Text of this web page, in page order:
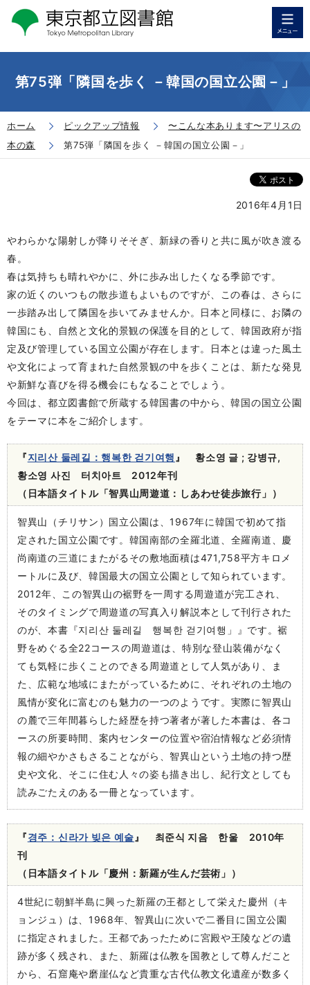
第75弾「隣国を歩く －韓国の国立公園－」
ホーム ピックアップ情報
〜こんな本あります〜アリスの
本の森
第75弾「隣国を歩く －韓国の国立公園－」
2016年4月1日
やわらかな陽射しが降りそそぎ、新緑の香りと共に風が吹き渡る
春。
春は気持ちも晴れやかに、外に歩み出したくなる季節です。
家の近くのいつもの散歩道もよいものですが、この春は、さらに
一歩踏み出して隣国を歩いてみませんか。日本と同様に、お隣の
韓国にも、自然と文化的景観の保護を目的として、韓国政府が指
定及び管理している国立公園が存在します。日本とは違った風土
や文化によって育まれた自然景観の中を歩くことは、新たな発見
や新鮮な喜びを得る機会にもなることでしょう。
今回は、都立図書館で所蔵する韓国書の中から、韓国の国立公園
をテーマに本をご紹介します。
『지리산 둘레길：행복한 걷기여행 』 황소영 글 ; 강병규,
황소영 사진 터치아트 2012年刊
（日本語タイトル「智異山周遊道：しあわせ徒歩旅行」）
智異山（チリサン）国立公園は、1967年に韓国で初めて指
定された国立公園です。韓国南部の全羅北道、全羅南道、慶
尚南道の三道にまたがるその敷地面積は471,758平方キロメ
ートルに及び、韓国最大の国立公園として知られています。
2012年、この智異山の裾野を一周する周遊道が完工され、
そのタイミングで周遊道の写真入り解説本として刊行された
のが、本書『지리산 둘레길 행복한 걷기여행」』です。裾
野をめぐる全22コースの周遊道は、特別な登山装備がなく
ても気軽に歩くことのできる周遊道として人気があり、ま
た、広範な地域にまたがっているために、それぞれの土地の
風情が変化に富むのも魅力の一つのようです。実際に智異山
の麓で三年間暮らした経歴を持つ著者が著した本書は、各コ
ースの所要時間、案内センターの位置や宿泊情報など必須情
報の細やかさもさることながら、智異山という土地の持つ歴
史や文化、そこに住む人々の姿も描き出し、紀行文としても
読みごたえのある一冊となっています。
『경주：신라가 빚은 예술 』 최준식 지음 한울 2010年
刊
（日本語タイトル「慶州：新羅が生んだ芸術」）
4世紀に朝鮮半島に興った新羅の王都として栄えた慶州（キ
ョンジュ）は、1968年、智異山に次いで二番目に国立公園
に指定されました。王都であったために宮殿や王陵などの遺
跡が多く残され、また、新羅は仏教を国教として尊んだこと
から、石窟庵や磨崖仏など貴重な古代仏教文化遺産が数多く